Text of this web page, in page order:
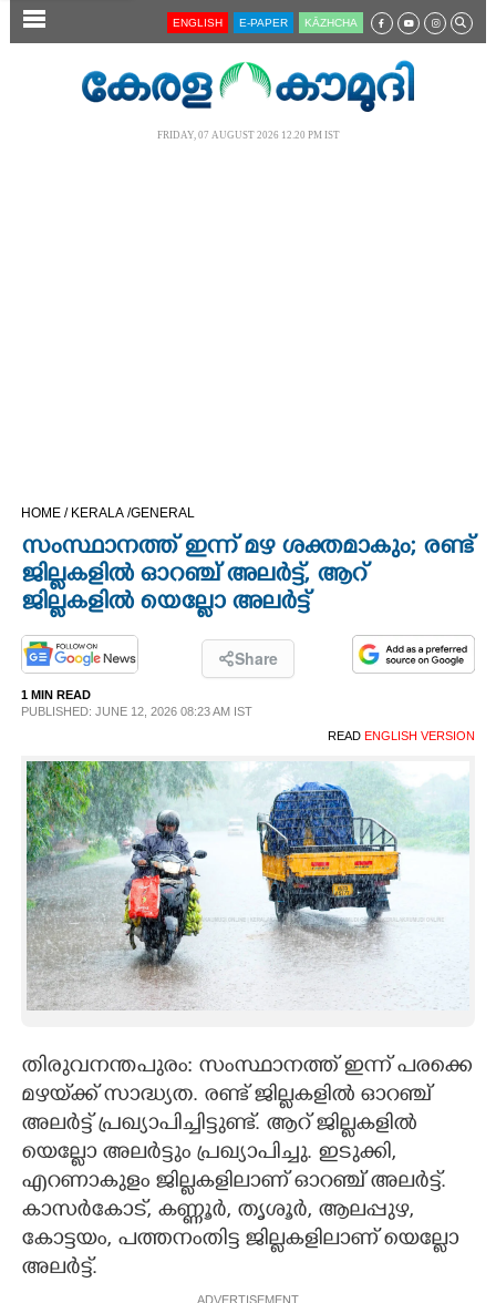
SECTIONS
CINEMA
OPINION
PHOTOS
LIFESTYLE
SPIRITUAL
INFO+
ART
ASTRO
LITERATURE
ZOOM
ENGLISH E-PAPER KĀZHCHA
FRIDAY, 07 AUGUST 2026 12.20 PM IST
HOME / KERALA /GENERAL
സംസ്ഥാനത്ത് ഇന്ന് മഴ ശക്തമാകും; രണ്ട്
ജില്ലകളിൽ ഓറഞ്ച് അലർട്ട്, ആറ്
ജില്ലകളിൽ യെല്ലോ അലർട്ട്
Share
1 MIN READ
PUBLISHED: JUNE 12, 2026 08:23 AM IST
READ ENGLISH VERSION
തിരുവനന്തപുരം: സംസ്ഥാനത്ത് ഇന്ന് പരക്കെ
മഴയ്‌ക്ക് സാദ്ധ്യത. രണ്ട് ജില്ലകളിൽ ഓറഞ്ച്
അലർട്ട് പ്രഖ്യാപിച്ചിട്ടുണ്ട്. ആറ് ജില്ലകളിൽ
യെല്ലോ അലർട്ടും പ്രഖ്യാപിച്ചു. ഇടുക്കി,
എറണാകുളം ജില്ലകളിലാണ് ഓറഞ്ച് അലർട്ട്.
കാസർകോട്, കണ്ണൂർ, തൃശൂർ, ആലപ്പുഴ,
കോട്ടയം, പത്തനംതിട്ട ജില്ലകളിലാണ് യെല്ലോ
അലർട്ട്.